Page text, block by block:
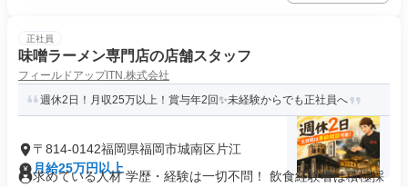
正社員
味噌ラーメン専門店の店舗スタッフ
フィールドアップITN.株式会社
週休2日！月収25万以上！賞与年2回✨未経験からでも正社員へ
〒814-0142福岡県福岡市城南区片江
月給25万円以上
求めている人材 学歴・経験は一切不問！ 飲食経験者は積極採